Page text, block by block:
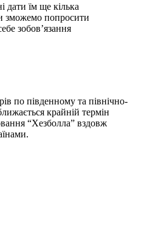
зможемо попросити
зобов’язання
по південному та північно-
крайній термін
“Хезболла” вздовж